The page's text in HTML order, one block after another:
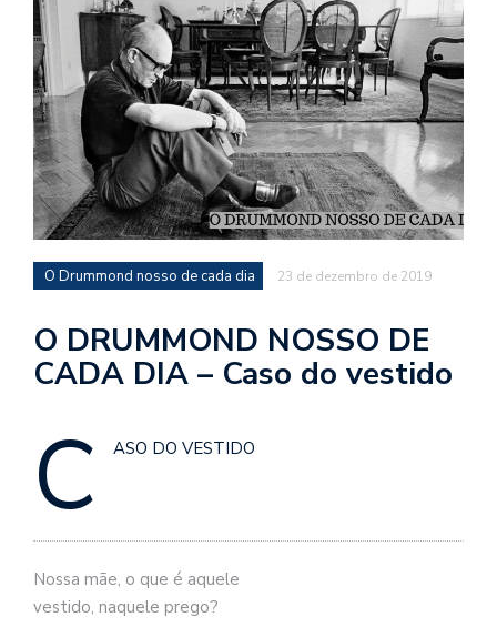
O Drummond nosso de cada dia 23 de dezembro de 2019
O DRUMMOND NOSSO DE
CADA DIA – Caso do vestido
C ASO DO VESTIDO
Nossa mãe, o que é aquele
vestido, naquele prego?